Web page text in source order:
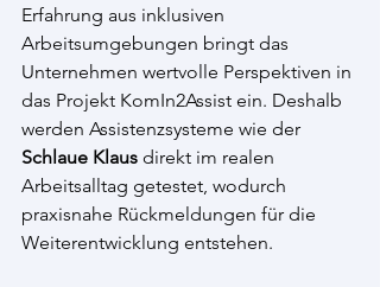
Erfahrung aus inklusiven
Arbeitsumgebungen bringt das
Unternehmen wertvolle Perspektiven in
das Projekt KomIn2Assist ein. Deshalb
werden Assistenzsysteme wie der
Schlaue Klaus direkt im realen
Arbeitsalltag getestet, wodurch
praxisnahe Rückmeldungen für die
Weiterentwicklung entstehen.